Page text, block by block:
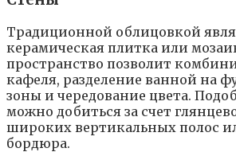
Традиционной облицовкой
керамическая плитка или
пространство позволит
кафеля, разделение ванной на
зоны и чередование цвета.
можно добиться за счет
широких вертикальных полос
бордюра.